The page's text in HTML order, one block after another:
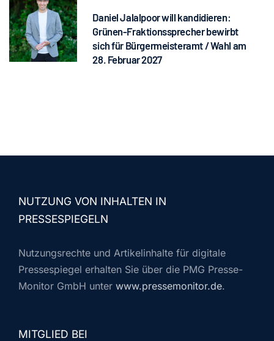
Daniel Jalalpoor will kandidieren:
Grünen-Fraktionssprecher bewirbt
sich für Bürgermeisteramt / Wahl am
28. Februar 2027
NUTZUNG VON INHALTEN IN
PRESSESPIEGELN
Nutzungsrechte und Artikelinhalte für digitale
Pressespiegel erhalten Sie über die PMG Presse-
Monitor GmbH unter www.pressemonitor.de.
MITGLIED BEI